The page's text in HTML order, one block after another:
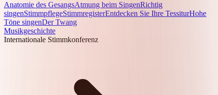
Anatomie des GesangsAtmung beim SingenRichtig
singenStimmpflegeStimmregisterEntdecken Sie Ihre TessiturHohe
Töne singenDer Twang
Musikgeschichte
Internationale Stimmkonferenz